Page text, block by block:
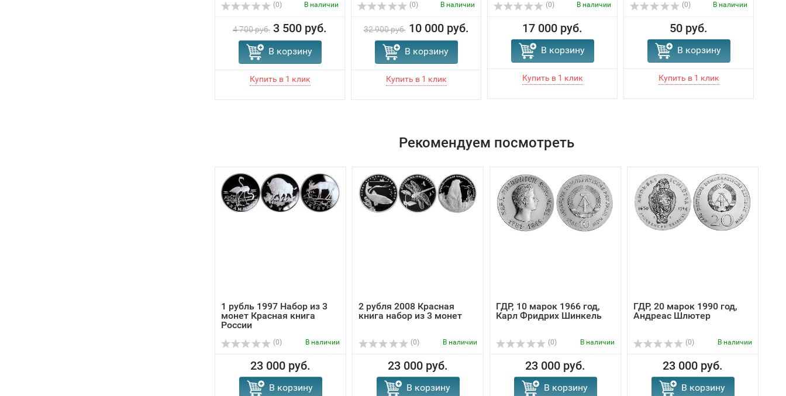
(0) В наличии
4 700 руб. 3 500 руб.
В корзину
(0) В наличии
32 900 руб. 10 000 руб.
В корзину
(0) В наличии
17 000 руб.
В корзину
(0) В наличии
50 руб.
В корзину
Рекомендуем посмотреть
1 рубль 1997 Набор из 3
монет Красная книга
России
(0) В наличии
23 000 руб.
В корзину
2 рубля 2008 Красная
книга набор из 3 монет
(0) В наличии
23 000 руб.
В корзину
ГДР, 10 марок 1966 год,
Карл Фридрих Шинкель
(0) В наличии
23 000 руб.
В корзину
ГДР, 20 марок 1990 год,
Андреас Шлютер
(0) В наличии
23 000 руб.
В корзину